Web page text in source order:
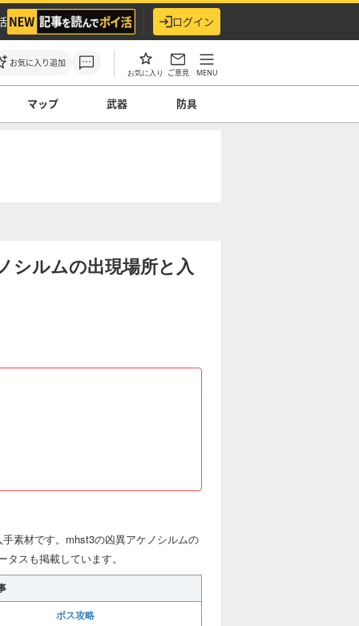
ログイン
お気に入り追加
お気に入り ご意見 MENU
マップ 武器 防具
シルムの出現場所と入
素材です。mhst3の凶異アケノシルムの
スも掲載しています。
ボス攻略